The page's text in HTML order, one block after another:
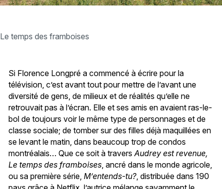
Le temps des framboises
Si Florence Longpré a commencé à écrire pour la
télévision, c’est avant tout pour mettre de l’avant une
diversité de gens, de milieux et de réalités qu’elle ne
retrouvait pas à l’écran. Elle et ses amis en avaient ras-le-
bol de toujours voir le même type de personnages et de
classe sociale; de tomber sur des filles déjà maquillées en
se levant le matin, dans beaucoup trop de condos
montréalais… Que ce soit à traversAudrey est revenue,
Le temps des framboises, ancré dans le monde agricole,
ou sa première série, M’entends-tu?, distribuée dans 190